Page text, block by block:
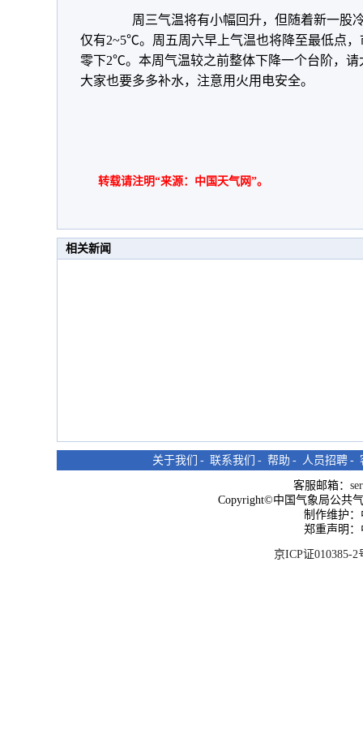
周三气温将有小幅回升，但随着新一股
仅有2~5℃。周五周六早上气温也将降至最低点
零下2℃。本周气温较之前整体下降一个台阶，
大家也要多多补水，注意用火用电安全。
转载请注明“来源：中国天气网”。
相关新闻
关于我们 - 联系我们 - 帮助 - 人员招聘 -
客服邮箱：
Copyright©中国气象局公共
制作维护
郑重声明
京ICP证010385-2